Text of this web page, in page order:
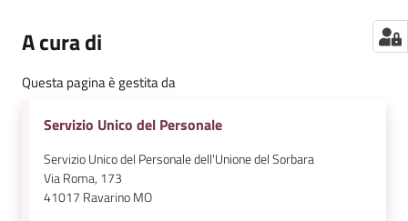
A cura di
Questa pagina è gestita da
Servizio Unico del Personale
Servizio Unico del Personale dell'Unione del Sorbara
Via Roma, 173
41017 Ravarino MO